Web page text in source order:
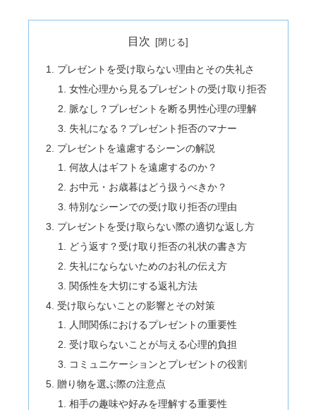
目次
プレゼントを受け取らない理由とその失礼さ
女性心理から見るプレゼントの受け取り拒否
脈なし？プレゼントを断る男性心理の理解
失礼になる？プレゼント拒否のマナー
プレゼントを遠慮するシーンの解説
何故人はギフトを遠慮するのか？
お中元・お歳暮はどう扱うべきか？
特別なシーンでの受け取り拒否の理由
プレゼントを受け取らない際の適切な返し方
どう返す？受け取り拒否の礼状の書き方
失礼にならないためのお礼の伝え方
関係性を大切にする返礼方法
受け取らないことの影響とその対策
人間関係におけるプレゼントの重要性
受け取らないことが与える心理的負担
コミュニケーションとプレゼントの役割
贈り物を選ぶ際の注意点
相手の趣味や好みを理解する重要性